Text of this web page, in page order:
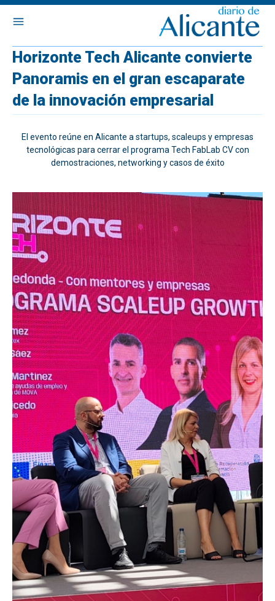
Horizonte Tech Alicante convierte
Panoramis en el gran escaparate
de la innovación empresarial
El evento reúne en Alicante a startups, scaleups y empresas
tecnológicas para cerrar el programa Tech FabLab CV con
demostraciones, networking y casos de éxito